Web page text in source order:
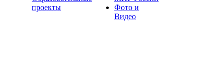
проекты
Фото и
Видео